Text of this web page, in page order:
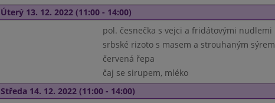
Úterý 13. 12. 2022 (11:00 - 14:00)
pol. česnečka s vejci a fridátovými nudlemi
srbské rizoto s masem a strouhaným sýrem
červená řepa
čaj se sirupem, mléko
Středa 14. 12. 2022 (11:00 - 14:00)